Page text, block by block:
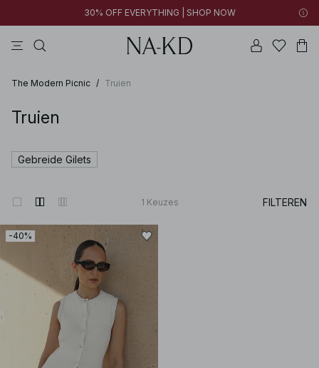
30% OFF EVERYTHING | SHOP NOW
The Modern Picnic / Truien
Truien
Gebreide Gilets
1 Keuzes FILTEREN
-40%